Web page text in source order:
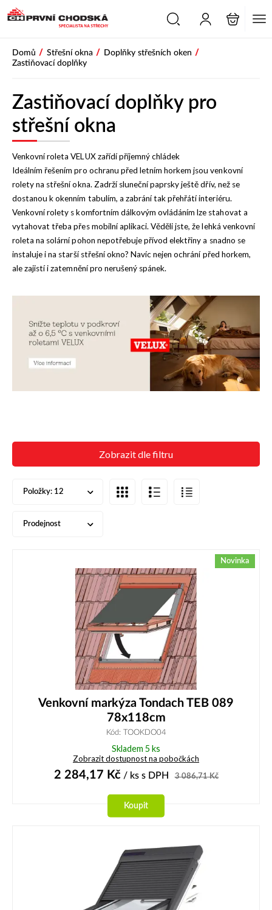
Domů / Střešní okna / Doplňky střešních oken /
Zastiňovací doplňky
Zastiňovací doplňky pro
střešní okna
Venkovní roleta VELUX zařídí příjemný chládek
Ideálním řešením pro ochranu před letním horkem jsou venkovní
rolety na střešní okna. Zadrží sluneční paprsky ještě dřív, než se
dostanou k okenním tabulím, a zabrání tak přehřátí interiéru.
Venkovní rolety s komfortním dálkovým ovládáním lze stahovat a
vytahovat třeba přes mobilní aplikaci. Věděli jste, že lehká venkovní
roleta na solární pohon nepotřebuje přívod elektřiny a snadno se
instaluje i na starší střešní okno? Navíc nejen ochrání před horkem,
ale zajistí i zatemnění pro nerušený spánek.
Zobrazit dle filtru
Položky: 12
Prodejnost
Novinka
Venkovní markýza Tondach TEB 089
78x118cm
Kód: TOOKDO04
Skladem 5 ks
Zobrazit dostupnost na pobočkách
2 284,17 Kč/ ks s DPH 3 086,71Kč
Koupit